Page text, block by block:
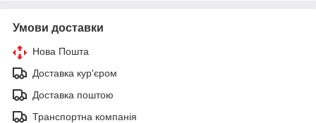
Умови доставки
Нова Пошта
Доставка кур'єром
Доставка поштою
Транспортна компанія